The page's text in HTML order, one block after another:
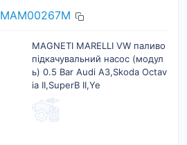
MAM00267M
MAGNETI MARELLI VW паливо
підкачувальний насос (модул
ь) 0.5 Bar Audi A3,Skoda Octav
ia II,SuperB II,Ye